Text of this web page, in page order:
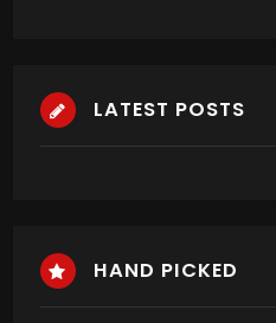
LATEST POSTS
HAND PICKED